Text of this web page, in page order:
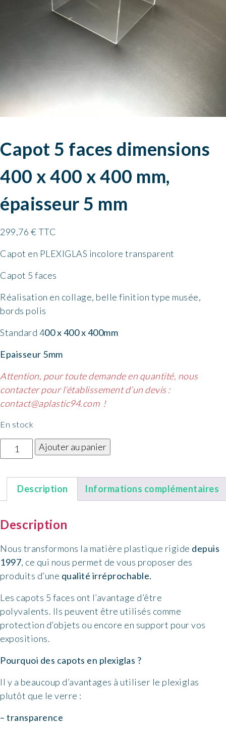
Capot 5 faces dimensions
400 x 400 x 400 mm,
épaisseur 5 mm
299,76 €TTC
Capot en PLEXIGLAS incolore transparent
Capot 5 faces
Réalisation en collage, belle finition type musée,
bords polis
Standard 400 x 400 x 400mm
Epaisseur 5mm
Attention, pour toute demande en quantité, nous
contacter pour l’établissement d’un devis :
contact@aplastic94.com !
En stock
quantité
de
faces
400
400
x
400
mm,
épaisseur
5
mm
Ajouter au panier
Description Informations complémentaires
Description
Nous transformons la matière plastique rigide depuis
1997, ce qui nous permet de vous proposer des
produits d’une qualité irréprochable.
Les capots 5 faces ont l’avantage d’être
polyvalents. Ils peuvent être utilisés comme
protection d’objets ou encore en support pour vos
expositions.
Pourquoi des capots en plexiglas ?
Il y a beaucoup d’avantages à utiliser le plexiglas
plutôt que le verre :
– transparence